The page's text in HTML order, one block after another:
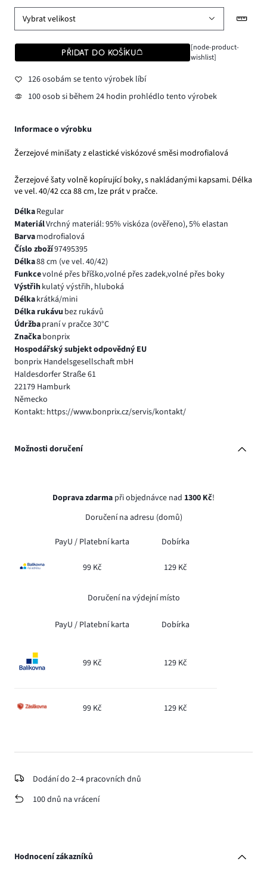
Vybrat velikost
PŘIDAT DO KOŠÍKU
[node-product-
wishlist]
126 osobám se tento výrobek líbí
100 osob si během 24 hodin prohlédlo tento výrobek
Informace o výrobku
Žerzejové minišaty z elastické viskózové směsi modrofialová
Žerzejové šaty volně kopírující boky, s nakládanými kapsami. Délka
ve vel. 40/42 cca 88 cm, lze prát v pračce.
DélkaRegular
MateriálVrchný materiál: 95% viskóza (ověřeno), 5% elastan
Barvamodrofialová
Číslo zboží97495395
Délka88 cm (ve vel. 40/42)
Funkcevolné přes bříško,volné přes zadek,volné přes boky
Výstřihkulatý výstřih, hluboká
Délkakrátká/mini
Délka rukávu bez rukávů
Údržbapraní v pračce 30°C
Značkabonprix
Hospodářský subjekt odpovědný EU
bonprix Handelsgesellschaft mbH
Haldesdorfer Straße 61
22179 Hamburk
Německo
Kontakt: https://www.bonprix.cz/servis/kontakt/
Možnosti doručení
Doprava zdarma při objednávce nad 1300 Kč!
Doručení na adresu (domů)
PayU / Platební karta Dobírka
99 Kč 129 Kč
Doručení na výdejní místo
PayU / Platební karta Dobírka
99 Kč 129 Kč
99 Kč 129 Kč
Dodání do 2–4 pracovních dnů
100 dnů na vrácení
Hodnocení zákazníků